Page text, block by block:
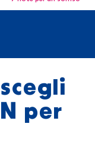
per